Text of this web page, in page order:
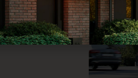
katından
açığa